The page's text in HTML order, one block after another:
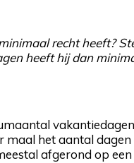
recht heeft?
heeft hij dan
het aantal
afgerond op een